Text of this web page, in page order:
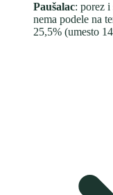
Paušalac: porez i
nema podele na
25,5% (umesto